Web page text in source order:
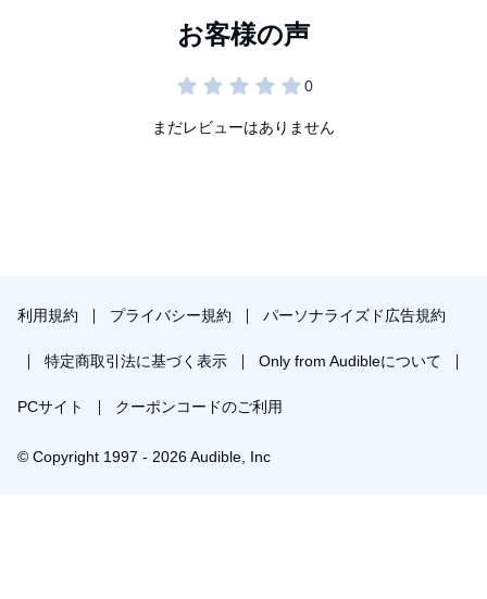
まだレビューはありません
利用規約 プライバシー規約 パーソナライズド広告規約
特定商取引法に基づく表示 Only from Audibleについて
PCサイト クーポンコードのご利用
© Copyright 1997 - 2026 Audible, Inc